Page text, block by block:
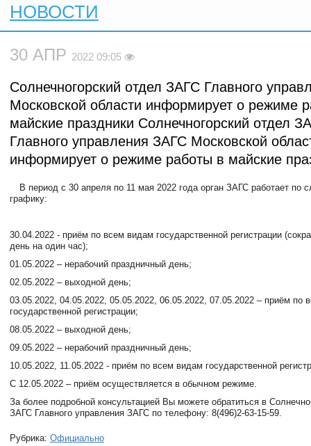
НОВОСТИ
30 АПР 2022 09:05
Солнечногорcкий отдел ЗАГС Главного
Московской области информирует о режиме
майские праздники Солнечногорский отдел
Главного yпpавления ЗАГС Московской
информирует о режиме работы в майские
В период с 30 апреля по 11 мая 2022 года орган ЗАГС работает по
графику:
30.04.2022 - приём по всем видам государственной регистрации
день на один час);
01.05.2022 – нерабочий праздничный день;
02.05.2022 – выходной день;
03.05.2022, 04.05.2022, 05.05.2022, 06.05.2022, 07.05.2022 – приём по
государственной регистрации;
08.05.2022 – выходной день;
09.05.2022 – нерабочий праздничный день;
10.05.2022, 11.05.2022 - приём по всем видам государственной
С 12.05.2022 – приём осуществляется в обычном режиме.
За более подробной консультацией Вы можете обратиться в
ЗАГС Главного управления ЗАГС по телефону: 8(496)2-63-15-59.
Рубрика: Официально